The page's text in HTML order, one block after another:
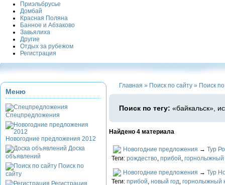
Приэльбрусье
Домбай
Красная Поляна
Банное и Абзаково
Завьялиха
Другие
Отдых за рубежом
Регистрация
Меню
Спецпредложения
Новогодние предложения 2012
Доска
объявлений
Поиск по
сайту
Регистрация
Главная » Поиск по сайту » Поиск
Поиск по тегу: «байкальск»,
Найдено 4 материала
Новогодние предложения → Тур
Теги: рождество, прибой, горнолыжный
Новогодние предложения → Тур
Теги: прибой, новый год, горнолыжный